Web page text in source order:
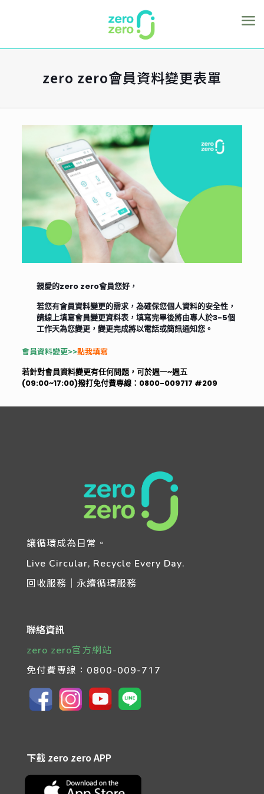
zero zero會員資料變更表單
親愛的zero zero會員您好，
若您有會員資料變更的需求，為確保您個人資料的安全性，
請線上填寫會員變更資料表，填寫完畢後將由專人於3-5個
工作天為您變更，變更完成將以電話或簡訊通知您。
會員資料變更>>點我填寫
若針對會員資料變更有任何問題，可於週一~週五
(09:00~17:00)撥打免付費專線：0800-009717 #209
讓循環成為日常。
Live Circular, Recycle Every Day.
回收服務｜永續循環服務
聯絡資訊
zero zero官方網站
免付費專線： 0800-009-717
下載 zero zero APP